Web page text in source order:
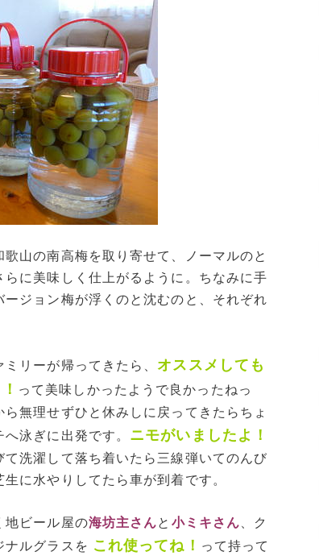
山の南高梅を取り寄せて、ノーマルのと
に美味しく仕上がるように。ちなみに手
ジョン梅が浮くのと沈むのと、それぞれ
リーが帰ってきたら、 オススメしても
って美味しかったようで良かったねっ
無理せずひと休みしに戻ってきたらちょ
へ泳ぎに出発です 。 ニモがいましたよ！
洗濯して落ち着いたら三線弾いてのんび
に水やりしてたら車が到着です。
地ビール屋の海坊主さんと 小ミキさん 、ク
ナルグラスを これ使ってね！ って持って